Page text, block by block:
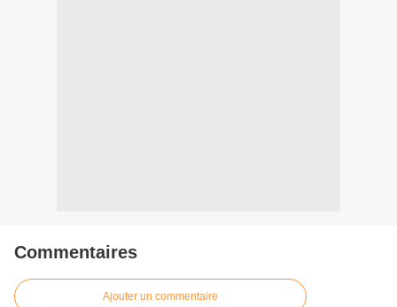
Commentaires
Ajouter un commentaire